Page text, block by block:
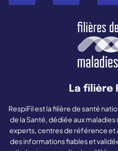
La filière
RespiFil est la filière de santé
de la Santé, dédiée aux
experts, centres de référence et
des informations fiables et